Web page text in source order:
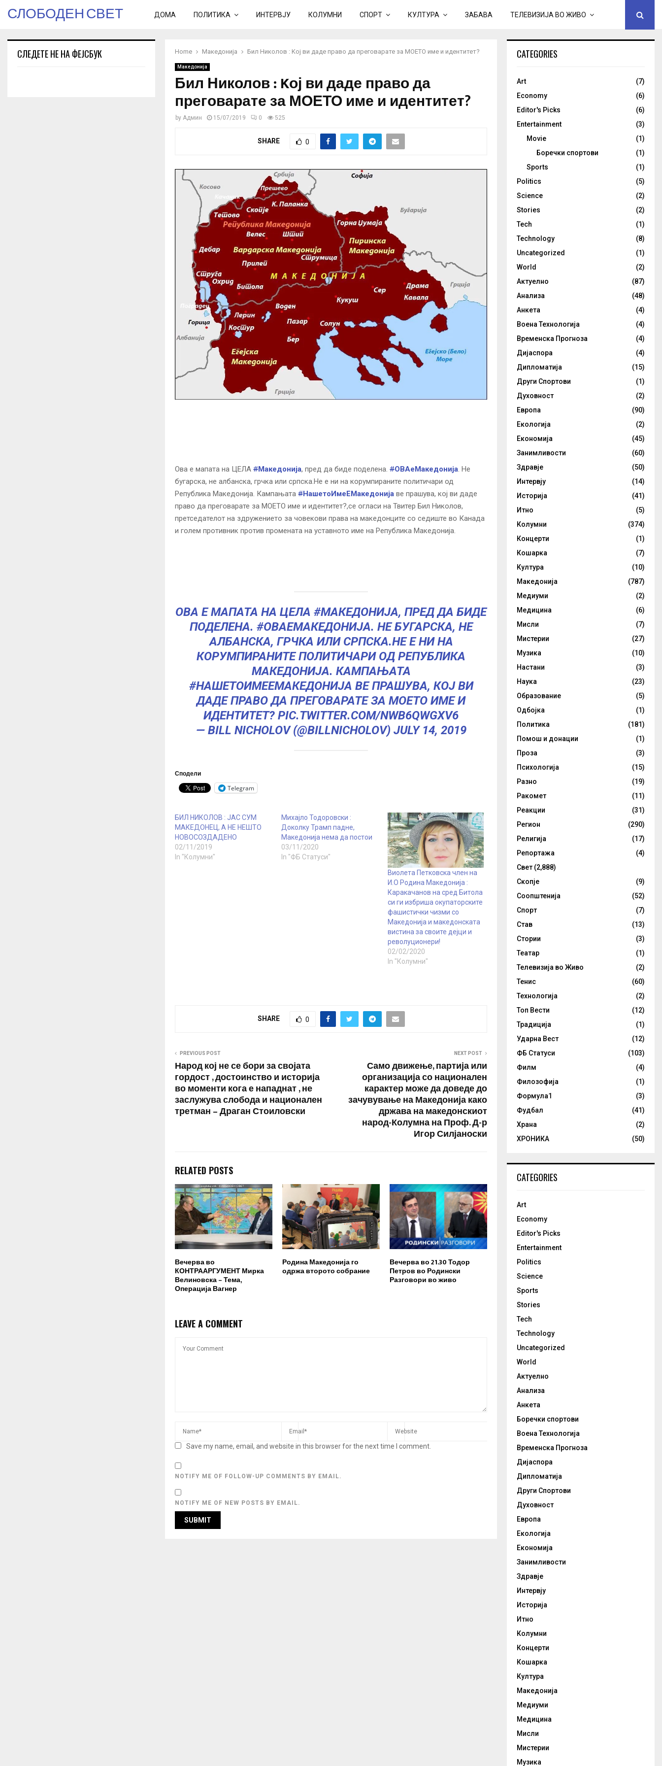
СЛОБОДЕН СВЕТ ДОМА ПОЛИТИКА ИНТЕРВЈУ КОЛУМНИ СПОРТ КУЛТУРА ЗАБАВА ТЕЛЕВИЗИЈА ВО ЖИВО
Home Македонија Бил Николов : Kој ви даде право да преговарате за МОЕТО име и идентитет?
Македонија
Бил Николов : Kој ви даде право да
преговарате за МОЕТО име и идентитет?
by Админ 15/07/2019 0 525
SHARE 0
Ова е мапата на ЦЕЛА #Македонија, пред да биде поделена. #ОВАеМакедонија. Не
бугарска, не албанска, грчка или српска.Не е ни на корумпираните политичари од
Република Македонија. Кампањата #НашетоИмеЕМакедонија ве прашува, кој ви даде
право да преговарате за МОЕТО име и идентитет?,се огласи на Твитер Бил Николов,
претседателот на здружението за човекови права на македонците со седиште во Канада
и голем противник против промената на уставното име на Република Македонија.
ОВА Е МАПАТА НА ЦЕЛА #МАКЕДОНИЈА, ПРЕД ДА БИДЕ
ПОДЕЛЕНА. #ОВАЕМАКЕДОНИЈА. НЕ БУГАРСКА, НЕ
АЛБАНСКА, ГРЧКА ИЛИ СРПСКА.НЕ Е НИ НА
КОРУМПИРАНИТЕ ПОЛИТИЧАРИ ОД РЕПУБЛИКА
МАКЕДОНИЈА. КАМПАЊАТА
#НАШЕТОИМЕЕМАКЕДОНИЈА ВЕ ПРАШУВА, КОЈ ВИ
ДАДЕ ПРАВО ДА ПРЕГОВАРАТЕ ЗА МОЕТО ИМЕ И
ИДЕНТИТЕТ? PIC.TWITTER.COM/NWB6QWGXV6
— BILL NICHOLOV (@BILLNICHOLOV) JULY 14, 2019
Сподели
Telegram
БИЛ НИКОЛОВ : ЈАС СУМ
МАКЕДОНЕЦ, А НЕ НЕШТО
НОВОСОЗДАДЕНО
02/11/2019
In "Колумни"
Михајло Тодоровски :
Доколку Трамп падне,
Македонија нема да постои
03/11/2020
In "ФБ Статуси"
Виолета Петковска член на
И.О Родина Македонија :
Каракачанов на сред Битола
си ги избриша окупаторските
фашистички чизми со
Македонија и македонската
вистина за своите дејци и
револуционери!
02/02/2020
In "Колумни"
SHARE 0
PREVIOUS POST
Народ кој не се бори за својата
гордост , достоинство и историја
во моменти кога е нападнат , не
заслужува слобода и национален
третман – Драган Стоиловски
NEXT POST
Само движење, партија или
организација со национален
карактер може да доведе до
зачувување на Македонија како
држава на македонскиот
народ-Колумна на Проф. Д-р
Игор Силјаноски
RELATED POSTS
Вечерва во
КОНТРААРГУМЕНТ Мирка
Велиновска – Тема,
Операција Вагнер
Родина Македонија го
одржа второто собрание
Вечерва во 21.30 Тодор
Петров во Родински
Разговори во живо
LEAVE A COMMENT
Save my name, email, and website in this browser for the next time I comment.
NOTIFY ME OF FOLLOW-UP COMMENTS BY EMAIL.
NOTIFY ME OF NEW POSTS BY EMAIL.
СЛЕДЕТЕ НЕ НА ФЕЈСБУК CATEGORIES
Art
(7)
Economy
(6)
Editor's Picks
(6)
Entertainment
(3)
Movie
(1)
Боречки спортови
(1)
Sports
(1)
Politics
(5)
Science
(2)
Stories
(2)
Tech
(1)
Technology
(8)
Uncategorized
(1)
World
(2)
Актуелно
(87)
Анализа
(48)
Анкета
(4)
Воена Технологија
(4)
Временска Прогноза
(4)
Дијаспора
(4)
Дипломатија
(15)
Други Спортови
(1)
Духовност
(2)
Европа
(90)
Екологија
(2)
Економија
(45)
Занимливости
(60)
Здравје
(50)
Интервју
(14)
Историја
(41)
Итно
(5)
Колумни
(374)
Концерти
(1)
Кошарка
(7)
Култура
(10)
Македонија
(787)
Медиуми
(2)
Медицина
(6)
Мисли
(7)
Мистерии
(27)
Музика
(10)
Настани
(3)
Наука
(23)
Образование
(5)
Одбојка
(1)
Политика
(181)
Помош и донации
(1)
Проза
(3)
Психологија
(15)
Разно
(19)
Ракомет
(11)
Реакции
(31)
Регион
(290)
Религија
(17)
Репортажа
(4)
Свет (2,888)
Скопје
(9)
Соопштенија
(52)
Спорт
(7)
Став
(13)
Стории
(3)
Театар
(1)
Телевизија во Живо
(2)
Тенис
(60)
Технологија
(2)
Топ Вести
(12)
Традиција
(1)
Ударна Вест
(12)
ФБ Статуси
(103)
Филм
(4)
Филозофија
(1)
Формула1
(3)
Фудбал
(41)
Храна
(2)
ХРОНИКА
(50)
CATEGORIES
Art
Economy
Editor's Picks
Entertainment
Politics
Science
Sports
Stories
Tech
Technology
Uncategorized
World
Актуелно
Анализа
Анкета
Боречки спортови
Воена Технологија
Временска Прогноза
Дијаспора
Дипломатија
Други Спортови
Духовност
Европа
Екологија
Економија
Занимливости
Здравје
Интервју
Историја
Итно
Колумни
Концерти
Кошарка
Култура
Македонија
Медиуми
Медицина
Мисли
Мистерии
Музика